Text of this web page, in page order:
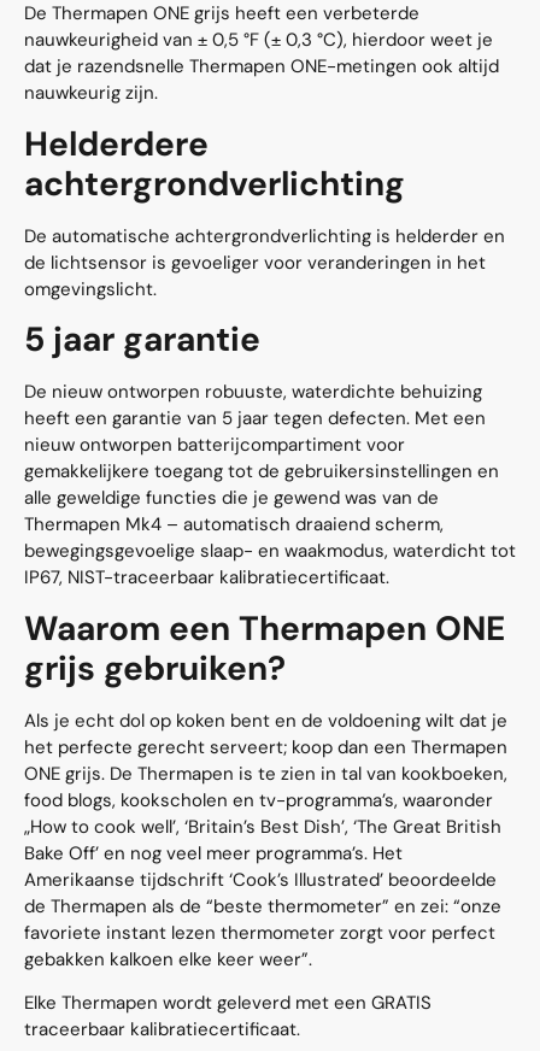
De Thermapen ONE grijs heeft een verbeterde
nauwkeurigheid van ± 0,5 °F (± 0,3 °C), hierdoor weet je
dat je razendsnelle Thermapen ONE-metingen ook altijd
nauwkeurig zijn.
Helderdere
achtergrondverlichting
De automatische achtergrondverlichting is helderder en
de lichtsensor is gevoeliger voor veranderingen in het
omgevingslicht.
5 jaar garantie
De nieuw ontworpen robuuste, waterdichte behuizing
heeft een garantie van 5 jaar tegen defecten. Met een
nieuw ontworpen batterijcompartiment voor
gemakkelijkere toegang tot de gebruikersinstellingen en
alle geweldige functies die je gewend was van de
Thermapen Mk4 – automatisch draaiend scherm,
bewegingsgevoelige slaap- en waakmodus, waterdicht tot
IP67, NIST-traceerbaar kalibratiecertificaat.
Waarom een Thermapen ONE
grijs gebruiken?
Als je echt dol op koken bent en de voldoening wilt dat je
het perfecte gerecht serveert; koop dan een Thermapen
ONE grijs. De Thermapen is te zien in tal van kookboeken,
food blogs, kookscholen en tv-programma’s, waaronder
„How to cook well’, ‘Britain’s Best Dish’, ‘The Great British
Bake Off’ en nog veel meer programma’s. Het
Amerikaanse tijdschrift ‘Cook’s Illustrated’ beoordeelde
de Thermapen als de “beste thermometer” en zei: “onze
favoriete instant lezen thermometer zorgt voor perfect
gebakken kalkoen elke keer weer”.
Elke Thermapen wordt geleverd met een GRATIS
traceerbaar kalibratiecertificaat.